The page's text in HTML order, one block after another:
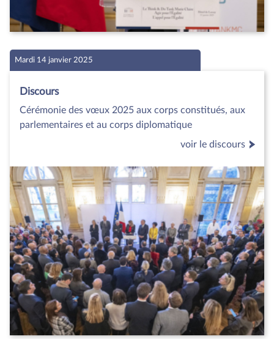
Mardi 14 janvier 2025
Discours
Cérémonie des vœux 2025 aux corps constitués, aux
parlementaires et au corps diplomatique
voir le discours